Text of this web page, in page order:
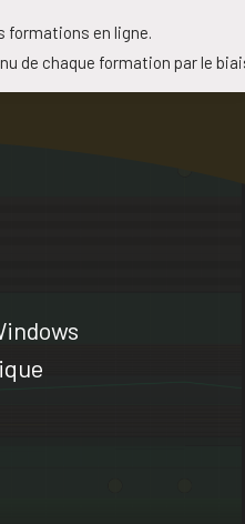
formations en ligne.
de chaque formation par le